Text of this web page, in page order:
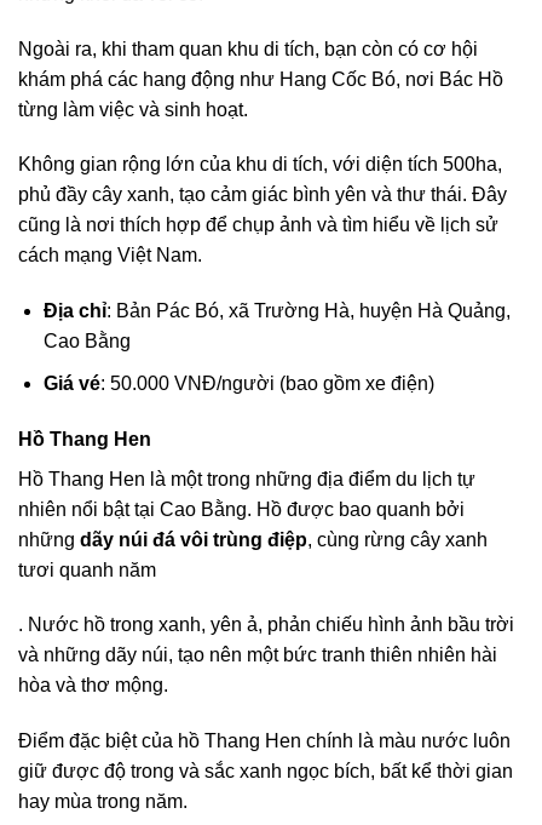
Ngoài ra, khi tham quan khu di tích, bạn còn có cơ hội
khám phá các hang động như Hang Cốc Bó, nơi Bác Hồ
từng làm việc và sinh hoạt.
Không gian rộng lớn của khu di tích, với diện tích 500ha,
phủ đầy cây xanh, tạo cảm giác bình yên và thư thái. Đây
cũng là nơi thích hợp để chụp ảnh và tìm hiểu về lịch sử
cách mạng Việt Nam.
Địa chỉ: Bản Pác Bó, xã Trường Hà, huyện Hà Quảng,
Cao Bằng
Giá vé: 50.000 VNĐ/người (bao gồm xe điện)
Hồ Thang Hen
Hồ Thang Hen là một trong những địa điểm du lịch tự
nhiên nổi bật tại Cao Bằng. Hồ được bao quanh bởi
những dãy núi đá vôi trùng điệp, cùng rừng cây xanh
tươi quanh năm
. Nước hồ trong xanh, yên ả, phản chiếu hình ảnh bầu trời
và những dãy núi, tạo nên một bức tranh thiên nhiên hài
hòa và thơ mộng.
Điểm đặc biệt của hồ Thang Hen chính là màu nước luôn
giữ được độ trong và sắc xanh ngọc bích, bất kể thời gian
hay mùa trong năm.